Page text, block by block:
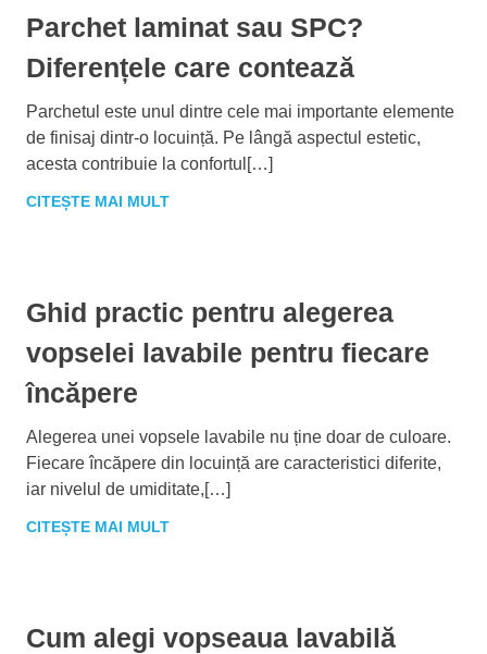
Parchet laminat sau SPC?
Diferențele care contează
Parchetul este unul dintre cele mai importante elemente
de finisaj dintr-o locuință. Pe lângă aspectul estetic,
acesta contribuie la confortul[…]
CITEȘTE MAI MULT
Ghid practic pentru alegerea
vopselei lavabile pentru fiecare
încăpere
Alegerea unei vopsele lavabile nu ține doar de culoare.
Fiecare încăpere din locuință are caracteristici diferite,
iar nivelul de umiditate,[…]
CITEȘTE MAI MULT
Cum alegi vopseaua lavabilă